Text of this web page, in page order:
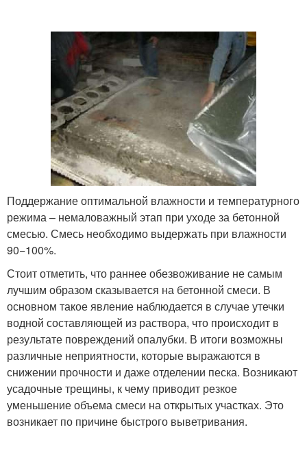
Поддержание оптимальной влажности и температурного
режима – немаловажный этап при уходе за бетонной
смесью. Смесь необходимо выдержать при влажности
90−100%.
Стоит отметить, что раннее обезвоживание не самым
лучшим образом сказывается на бетонной смеси. В
основном такое явление наблюдается в случае утечки
водной составляющей из раствора, что происходит в
результате повреждений опалубки. В итоги возможны
различные неприятности, которые выражаются в
снижении прочности и даже отделении песка. Возникают
усадочные трещины, к чему приводит резкое
уменьшение объема смеси на открытых участках. Это
возникает по причине быстрого выветривания.